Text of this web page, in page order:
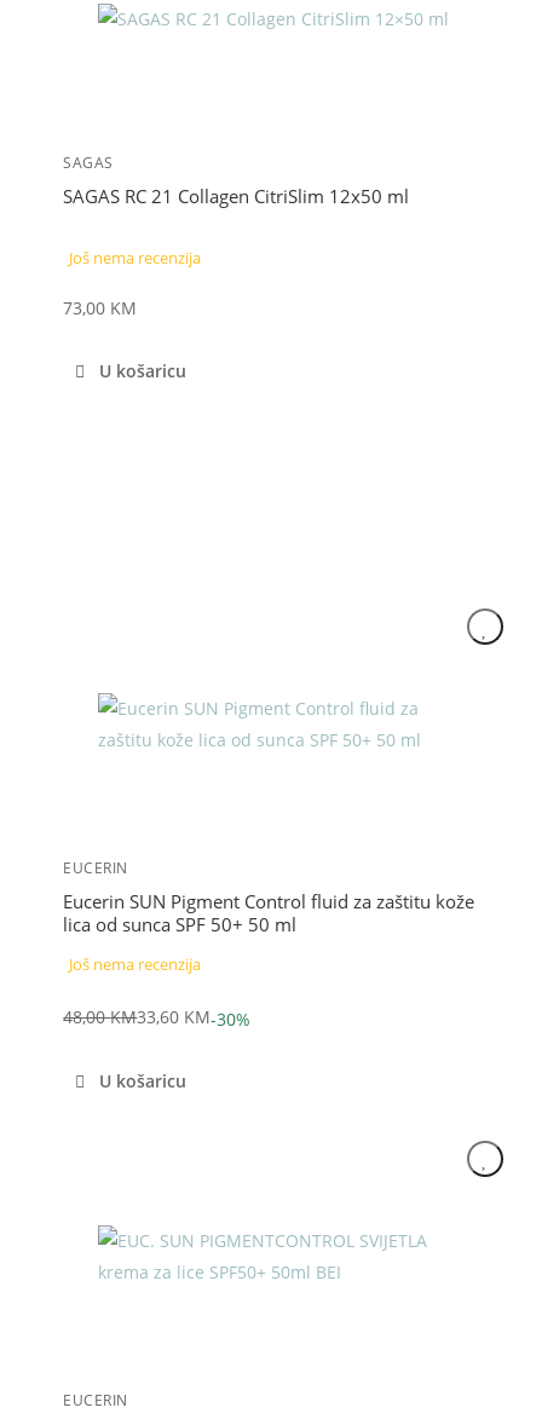
SAGAS
SAGAS RC 21 Collagen CitriSlim 12x50 ml
Još nema recenzija
73,00 KM
U košaricu
EUCERIN
Eucerin SUN Pigment Control fluid za zaštitu kože
lica od sunca SPF 50+ 50 ml
Još nema recenzija
48,00KM
Izvorna
bila
33,60 KM
Trenutna
je:
-30%
U košaricu
EUCERIN